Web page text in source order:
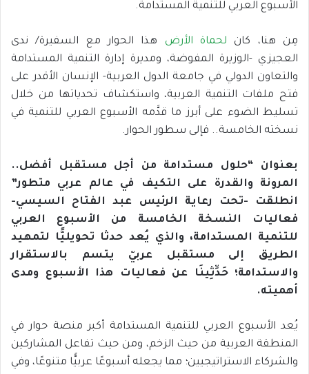
الأسبوع العربي للتنمية المستدامة.
مِن هنا، كان لحماة الأرض هذا الحوار مع السفيرة/ ندى
العجيزي -الوزيرة المفوضة، ومديرة إدارة التنمية المستدامة
والتعاون الدولي في جامعة الدول العربية- الإنسان الأقدر على
فتح ملفات التنمية العربية، واستكشاف تحدياتها من خلال
تسليط الضوء على أبرز ما قدَّمه الأسبوع العربي للتنمية في
نسخته الخامسة.. فإلى سطور الحوار.
بعنوان “حلول مستدامة من أجل مستقبل أفضل..
المرونة والقدرة على التكيف في عالم عربي متطور”
انطلقت -تحت رعاية الرئيس عبد الفتاح السيسي-
فعاليات النسخة الخامسة من الأسبوع العربي
للتنمية المستدامة، والذي يُعد حدثا تحويليًّا لتمهيد
الطريق إلى مستقبل عربيّ يتسم بالاستقرار
والاستدامة؛ حَدِّثِينَا عن فعاليات هذا الأسبوع ومدى
أهميته.
يُعد الأسبوع العربي للتنمية المستدامة أكبر منصة حوار في
المنطقة العربية من حيث الزخم، ومن حيث تفاعل المشاركين
والشركاء الاستراتيجيين؛ مما يجعله أسبوعًا عربيًّا متنوعًا، وفي